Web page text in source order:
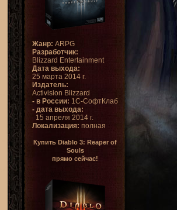
Жанр: ARPG
Разработчик:
Blizzard Entertainment
Дата выхода:
25 марта 2014 г.
Издатель:
Activision Blizzard
- в России: 1С-СофтКлаб
- дата выхода:
15 апреля 2014 г.
Локализация: полная
Купить Diablo 3: Reaper of
Souls
прямо сейчас!